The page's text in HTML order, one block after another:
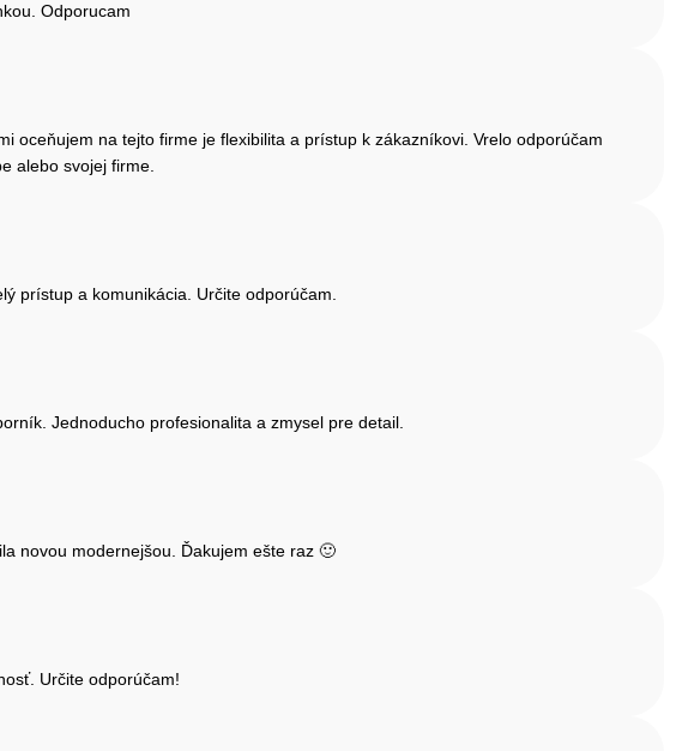
Odporucam
oceňujem na tejto firme je flexibilita a prístup k zákazníkovi. Vrelo odporúčam
alebo svojej firme.
prístup a komunikácia. Určite odporúčam.
Jednoducho profesionalita a zmysel pre detail.
novou modernejšou. Ďakujem ešte raz 🙂
Určite odporúčam!